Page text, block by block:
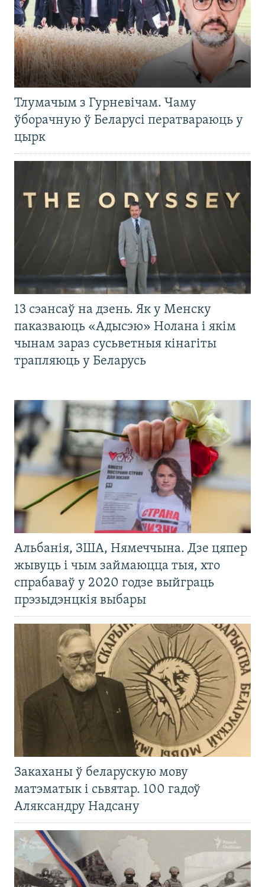
Тлумачым з Гурневічам. Чаму
ўборачную ў Беларусі ператвараюць у
цырк
13 сэансаў на дзень. Як у Менску
паказваюць «Адысэю» Нолана і якім
чынам зараз сусьветныя кінагіты
трапляюць у Беларусь
Альбанія, ЗША, Нямеччына. Дзе цяпер
жывуць і чым займаюцца тыя, хто
спрабаваў у 2020 годзе выйграць
прэзыдэнцкія выбары
Закаханы ў беларускую мову
матэматык і сьвятар. 100 гадоў
Аляксандру Надсану